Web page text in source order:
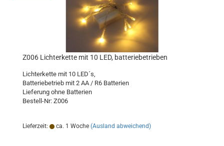
Z006 Lichterkette mit 10 LED, batteriebetrieben
Lichterkette mit 10 LED´s,
Batteriebetrieb mit 2 AA / R6 Batterien
Lieferung ohne Batterien
Bestell-Nr: Z006
Lieferzeit: ca. 1 Woche (Ausland abweichend)